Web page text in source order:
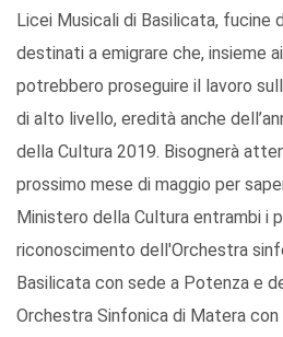
Licei Musicali di Basilicata, fucine
destinati a emigrare che, insieme
potrebbero proseguire il lavoro
di alto livello, eredità anche
della Cultura 2019. Bisognerà
prossimo mese di maggio per
Ministero della Cultura entrambi i
riconoscimento dell'Orchestra
Basilicata con sede a Potenza e
Orchestra Sinfonica di Matera